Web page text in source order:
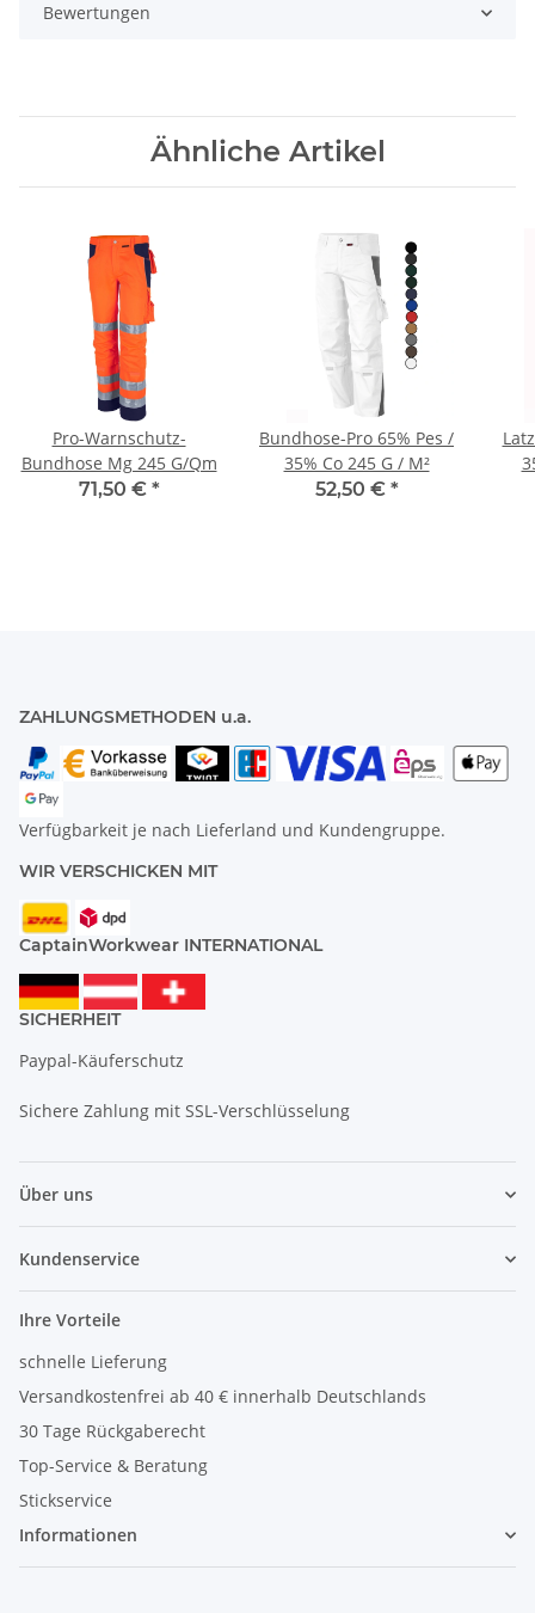
Bewertungen
Ähnliche Artikel
Pro-Warnschutz-
Bundhose Mg 245 G/Qm
71,50 € *
Bundhose-Pro 65% Pes /
35% Co 245 G / M²
52,50 € *
ZAHLUNGSMETHODEN u.a.
Verfügbarkeit je nach Lieferland und Kundengruppe.
WIR VERSCHICKEN MIT
CaptainWorkwear INTERNATIONAL
SICHERHEIT
Paypal-Käuferschutz
Sichere Zahlung mit SSL-Verschlüsselung
Über uns
Kundenservice
Ihre Vorteile
schnelle Lieferung
Versandkostenfrei ab 40 € innerhalb Deutschlands
30 Tage Rückgaberecht
Top-Service & Beratung
Stickservice
Informationen